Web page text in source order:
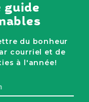
guide
du bonheur
courriel et de
à l'année!